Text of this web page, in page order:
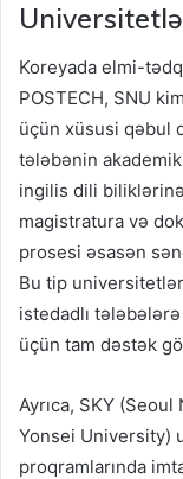
Koreyada elmi-
POSTECH, SNU
üçün xüsusi qəbul
tələbənin
ingilis dili
magistratura və
prosesi əsasən
Bu tip
istedadlı
üçün tam dəstək
Ayrıca, SKY
Yonsei University)
proqramlarında